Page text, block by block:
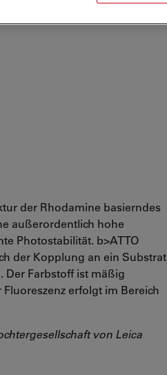
der Rhodamine basierndes
außerordentlich hohe
Photostabilität. b>ATTO
der Kopplung an ein Substrat
Der Farbstoff ist mäßig
erfolgt im Bereich
von Leica